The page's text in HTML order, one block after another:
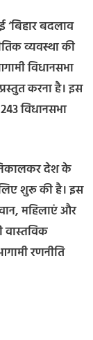
बदलाव
व्यवस्था की
विधानसभा
करना है। इस
विधानसभा
निकालकर देश के
शुरू की है। इस
महिलाएं और
वास्तविक
रणनीति